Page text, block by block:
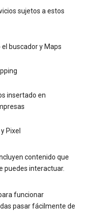
sujetos a estos
buscador y Maps
insertado en
Pixel
contenido que
puedes interactuar.
funcionar
pasar fácilmente de